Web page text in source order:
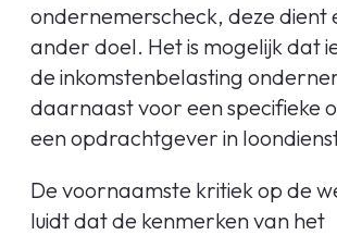
ondernemerscheck, deze dient
ander doel. Het is mogelijk dat
de inkomstenbelasting
daarnaast voor een specifieke
een opdrachtgever in
De voornaamste kritiek op de
luidt dat de kenmerken van het